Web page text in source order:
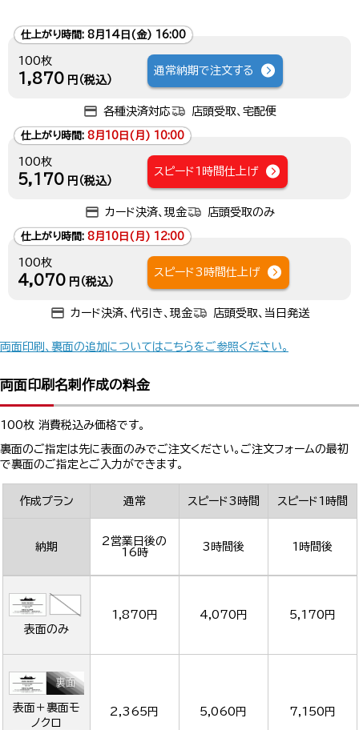
仕上がり時間: 8月14日(金) 16:00
100枚
1,870 円（税込）
通常納期で注文する
各種決済対応 店頭受取、宅配便
仕上がり時間: 8月10日(月) 10:00
100枚
5,170 円（税込）
スピード1時間仕上げ
カード決済、現金 店頭受取のみ
仕上がり時間: 8月10日(月) 12:00
100枚
4,070 円（税込）
スピード3時間仕上げ
カード決済、代引き、現金 店頭受取、当日発送
両面印刷、裏面の追加についてはこちらをご参照ください。
両面印刷名刺作成の料金
100枚 消費税込み価格です。
裏面のご指定は先に表面のみでご注文ください。ご注文フォームの最初
で裏面のご指定とご入力ができます。
作成プラン 通常 スピード3時間 スピード1時間
納期
2営業日後の
16時
3時間後 1時間後
表面のみ
1,870円 4,070円 5,170円
表面＋裏面モ
ノクロ
2,365円 5,060円 7,150円